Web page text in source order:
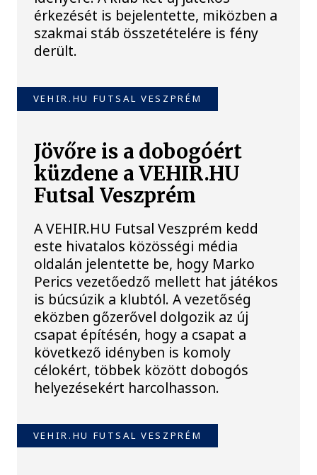
érkezését is bejelentette, miközben a
szakmai stáb összetételére is fény
derült.
VEHIR.HU FUTSAL VESZPRÉM
Jövőre is a dobogóért
küzdene a VEHIR.HU
Futsal Veszprém
A VEHIR.HU Futsal Veszprém kedd
este hivatalos közösségi média
oldalán jelentette be, hogy Marko
Perics vezetőedző mellett hat játékos
is búcsúzik a klubtól. A vezetőség
eközben gőzerővel dolgozik az új
csapat építésén, hogy a csapat a
következő idényben is komoly
célokért, többek között dobogós
helyezésekért harcolhasson.
VEHIR.HU FUTSAL VESZPRÉM